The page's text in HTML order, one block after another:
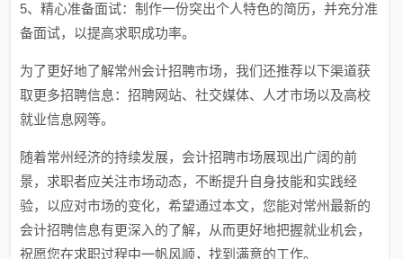
5、精心准备面试：制作一份突出个人特色的简历，并充分准
备面试，以提高求职成功率。
为了更好地了解常州会计招聘市场，我们还推荐以下渠道获
取更多招聘信息：招聘网站、社交媒体、人才市场以及高校
就业信息网等。
随着常州经济的持续发展，会计招聘市场展现出广阔的前
景，求职者应关注市场动态，不断提升自身技能和实践经
验，以应对市场的变化，希望通过本文，您能对常州最新的
会计招聘信息有更深入的了解，从而更好地把握就业机会，
祝愿您在求职过程中一帆风顺，找到满意的工作。